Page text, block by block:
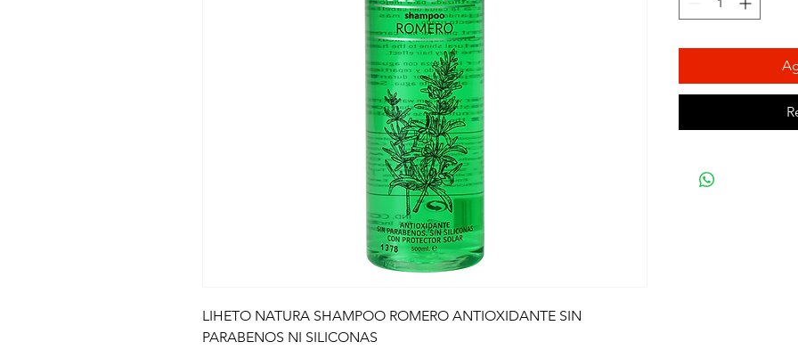
LIHETO NATURA SHAMPOO ROMERO ANTIOXIDANTE SIN
PARABENOS NI SILICONAS